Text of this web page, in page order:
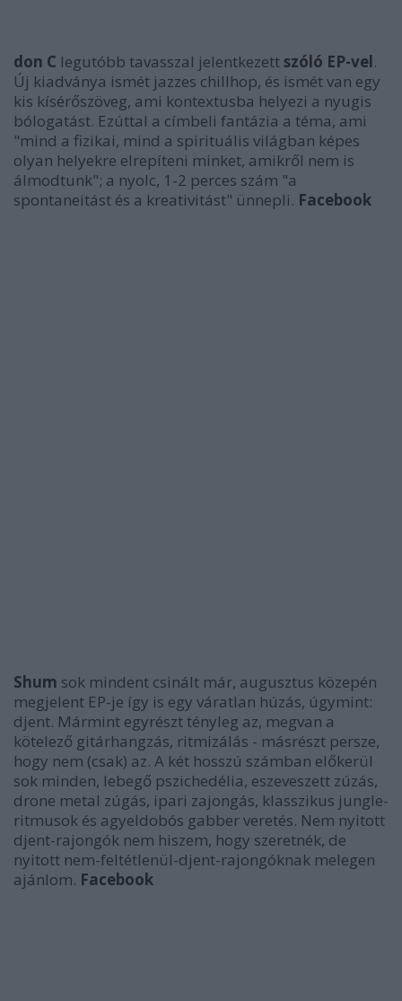
don C legutóbb tavasszal jelentkezettszóló EP-vel.
Új kiadványa ismét jazzes chillhop, és ismét van egy
kis kísérőszöveg, ami kontextusba helyezi a nyugis
bólogatást. Ezúttal a címbeli fantázia a téma, ami
"mind a fizikai, mind a spirituális világban képes
olyan helyekre elrepíteni minket, amikről nem is
álmodtunk"; a nyolc, 1-2 perces szám "a
spontaneitást és a kreativitást" ünnepli. Facebook
Shum sok mindent csinált már, augusztus közepén
megjelent EP-je így is egy váratlan húzás, úgymint:
djent. Mármint egyrészt tényleg az, megvan a
kötelező gitárhangzás, ritmizálás - másrészt persze,
hogy nem (csak) az. A két hosszú számban előkerül
sok minden, lebegő pszichedélia, eszeveszett zúzás,
drone metal zúgás, ipari zajongás, klasszikus jungle-
ritmusok és agyeldobós gabber veretés. Nem nyitott
djent-rajongók nem hiszem, hogy szeretnék, de
nyitott nem-feltétlenül-djent-rajongóknak melegen
ajánlom. Facebook